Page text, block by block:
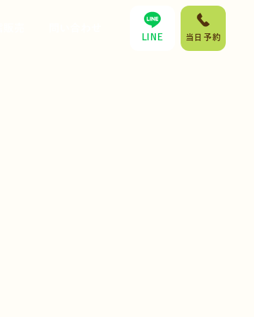
当日予約
LINE